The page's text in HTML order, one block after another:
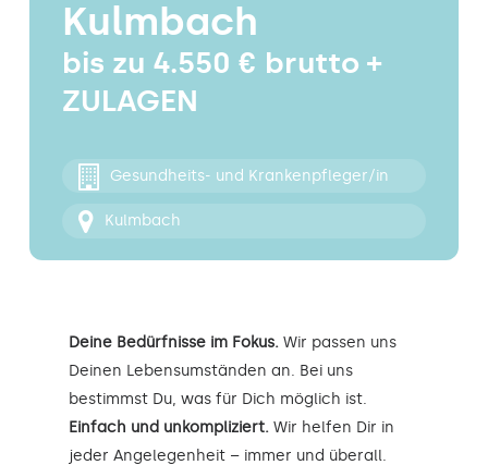
KontaktKulmbach
bis zu 4.550 € brutto +
ZULAGEN
Gesundheits- und Krankenpfleger/in
Kulmbach
Deine Bedürfnisse im Fokus. Wir passen uns
Deinen Lebensumständen an. Bei uns
bestimmst Du, was für Dich möglich ist.
Einfach und unkompliziert. Wir helfen Dir in
jeder Angelegenheit – immer und überall.